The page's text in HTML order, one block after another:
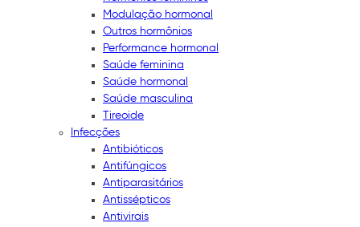
Modulação hormonal
Outros hormônios
Performance hormonal
Saúde feminina
Saúde hormonal
Saúde masculina
Tireoide
Infecções
Antibióticos
Antifúngicos
Antiparasitários
Antissépticos
Antivirais